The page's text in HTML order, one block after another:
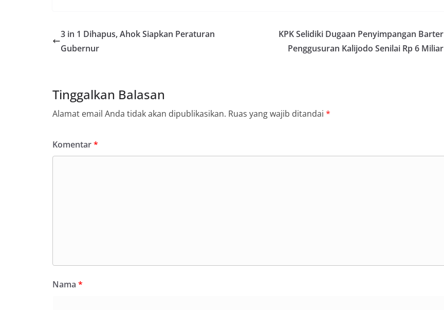
3 in 1 Dihapus, Ahok Siapkan Peraturan
Gubernur
KPK Selidiki Dugaan Penyimpangan Barter
Penggusuran Kalijodo Senilai Rp 6 Miliar
Tinggalkan Balasan
Alamat email Anda tidak akan dipublikasikan. Ruas yang wajib ditandai *
Komentar*
Nama *